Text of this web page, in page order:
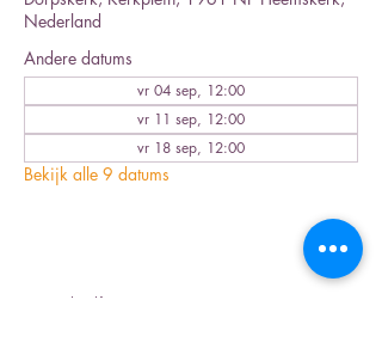
Nederland
Andere datums
vr 04 sep, 12:00
vr 11 sep, 12:00
vr 18 sep, 12:00
Bekijk alle 9 datums
Deel dit evenement